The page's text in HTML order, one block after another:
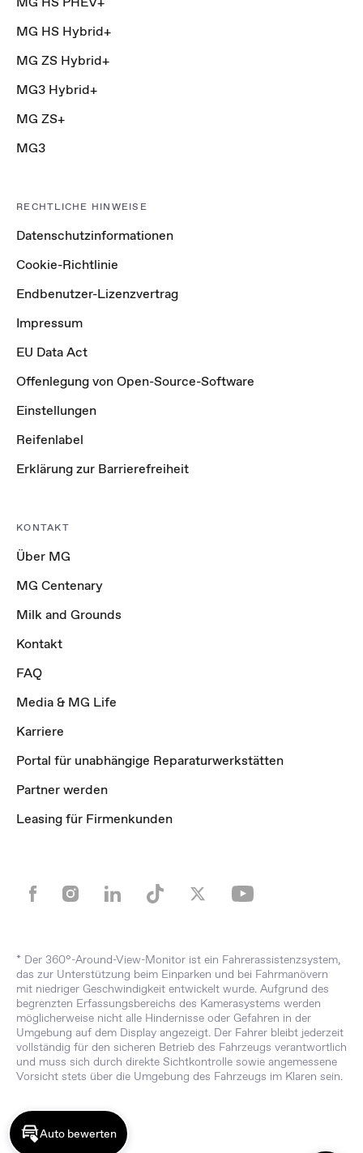
MG HS Hybrid+
MG ZS Hybrid+
MG3 Hybrid+
MG ZS+
MG3
RECHTLICHE HINWEISE
Datenschutzinformationen
Cookie-Richtlinie
Endbenutzer-Lizenzvertrag
Impressum
EU Data Act
Offenlegung von Open-Source-Software
Einstellungen
Reifenlabel
Erklärung zur Barrierefreiheit
KONTAKT
Über MG
MG Centenary
Milk and Grounds
Kontakt
FAQ
Media & MG Life
Karriere
Portal für unabhängige Reparaturwerkstätten
Partner werden
Leasing für Firmenkunden
* Der 360°-Around-View-Monitor ist ein Fahrerassistenzsystem,
das zur Unterstützung beim Einparken und bei Fahrmanövern
mit niedriger Geschwindigkeit entwickelt wurde. Aufgrund des
begrenzten Erfassungsbereichs des Kamerasystems werden
möglicherweise nicht alle Hindernisse oder Gefahren in der
Umgebung auf dem Display angezeigt. Der Fahrer bleibt jederzeit
vollständig für den sicheren Betrieb des Fahrzeugs verantwortlich
und muss sich durch direkte Sichtkontrolle sowie angemessene
Vorsicht stets über die Umgebung des Fahrzeugs im Klaren sein.
Auto bewerten